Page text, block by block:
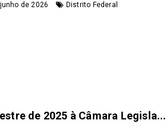
de 2026 Distrito Federal
de 2025 à Câmara Legisla...